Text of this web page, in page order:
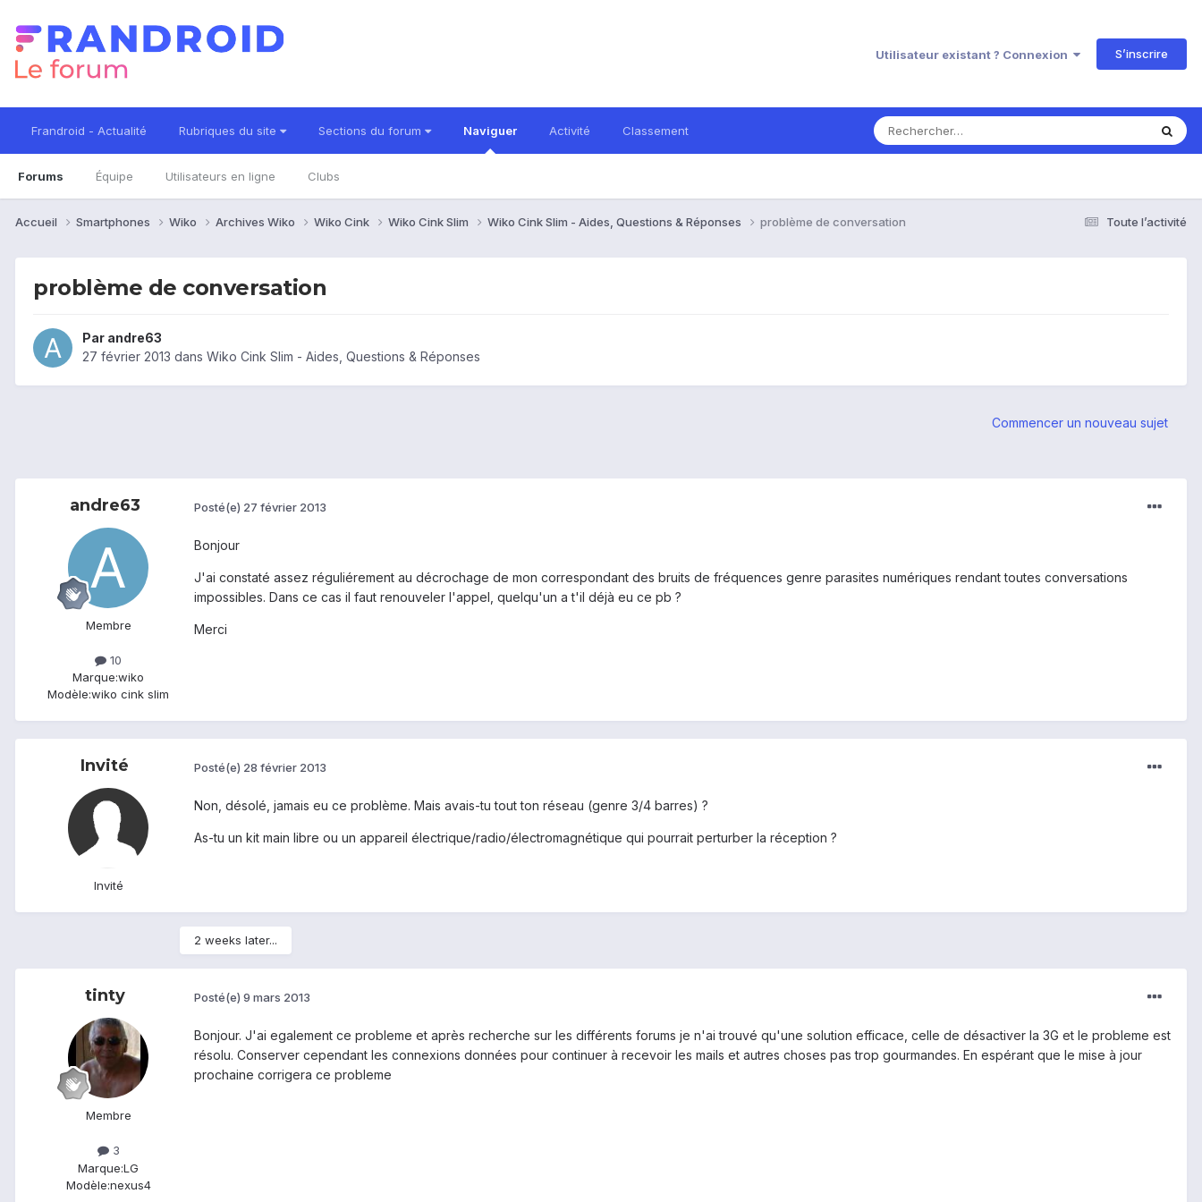
Utilisateur existant ? Connexion S’inscrire
Frandroid - Actualité Rubriques du site Sections du forum Naviguer
Forums Équipe Utilisateurs en ligne Clubs
Activité Classement
Toute l’activité
Accueil Smartphones Wiko Archives Wiko Wiko Cink Wiko Cink Slim Wiko Cink Slim - Aides, Questions & Réponses problème de conversation
problème de conversation
Par andre63
27 février 2013 dans Wiko Cink Slim - Aides, Questions & Réponses
Commencer un nouveau sujet
andre63
Membre
10
Marque:wiko
Modèle:wiko cink slim
Posté(e) 27 février 2013
Bonjour
J'ai constaté assez réguliérement au décrochage de mon correspondant des bruits de fréquences genre parasites numériques rendant toutes conversations
impossibles. Dans ce cas il faut renouveler l'appel, quelqu'un a t'il déjà eu ce pb ?
Merci
Invité
Invité
Posté(e) 28 février 2013
Non, désolé, jamais eu ce problème. Mais avais-tu tout ton réseau (genre 3/4 barres) ?
As-tu un kit main libre ou un appareil électrique/radio/électromagnétique qui pourrait perturber la réception ?
2 weeks later...
tinty
Membre
3
Marque:LG
Modèle:nexus4
Posté(e) 9 mars 2013
Bonjour. J'ai egalement ce probleme et après recherche sur les différents forums je n'ai trouvé qu'une solution efficace, celle de désactiver la 3G et le probleme est
résolu. Conserver cependant les connexions données pour continuer à recevoir les mails et autres choses pas trop gourmandes. En espérant que le mise à jour
prochaine corrigera ce probleme